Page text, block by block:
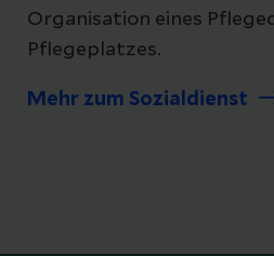
Organisation eines
Pflegeplatzes.
Mehr zum Sozialdienst